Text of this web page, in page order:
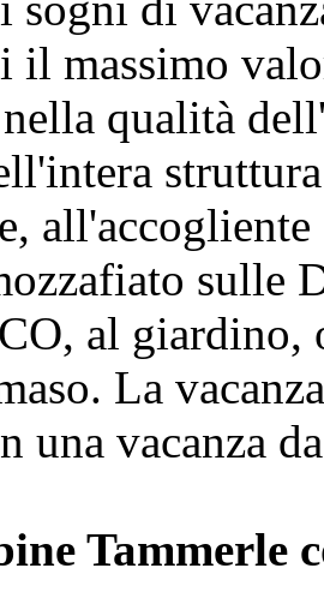
il massimo
qualità
sulle
al giardino,
La
una vacanza
Tammerle